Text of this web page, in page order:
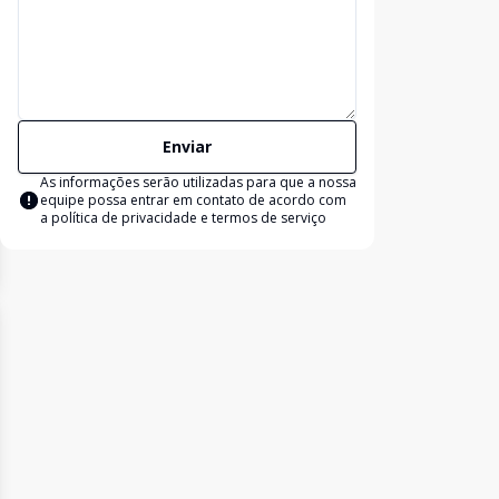
Enviar
As informações serão utilizadas para que a nossa
equipe possa entrar em contato de acordo com
a política de privacidade e termos de serviço